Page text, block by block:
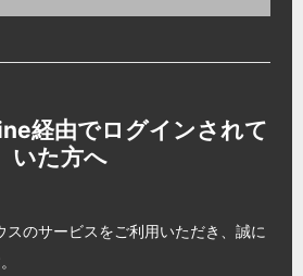
経由でログインされて
いた方へ
スのサービスをご利用いただき、誠に